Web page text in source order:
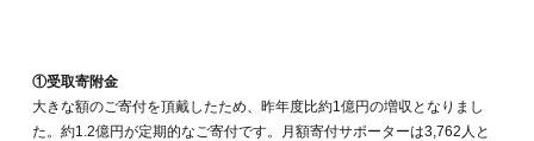
①受取寄附金
大きな額のご寄付を頂戴したため、昨年度比約1億円の増収となりまし
た。約1.2億円が定期的なご寄付です。月額寄付サポーターは3,762人と